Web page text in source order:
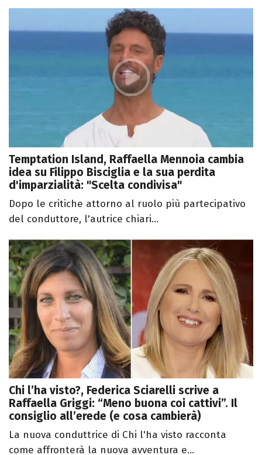
Temptation Island, Raffaella Mennoia cambia
idea su Filippo Bisciglia e la sua perdita
d'imparzialità: "Scelta condivisa"
Dopo le critiche attorno al ruolo più partecipativo
del conduttore, l'autrice chiari...
Chi l’ha visto?, Federica Sciarelli scrive a
Raffaella Griggi: “Meno buona coi cattivi”. Il
consiglio all’erede (e cosa cambierà)
La nuova conduttrice di Chi l'ha visto racconta
come affronterà la nuova avventura e...